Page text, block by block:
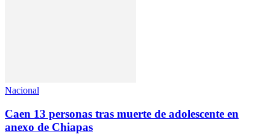
Nacional
Caen 13 personas tras muerte de adolescente en
anexo de Chiapas